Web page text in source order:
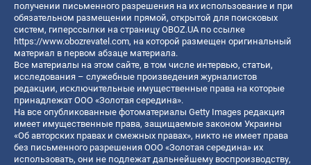
получении письменного разрешения на их использование и при
обязательном размещении прямой, открытой для поисковых
систем, гиперссылки на страницу OBOZ.UA по ссылке
https://www.obozrevatel.com, на которой размещен оригинальный
материал в первом абзаце материала.
Все материалы на этом сайте, в том числе интервью, статьи,
исследования – служебные произведения журналистов
редакции, исключительные имущественные права на которые
принадлежат ООО «Золотая середина».
На все опубликованные фотоматериалы Getty Images редакция
имеет имущественные права, защищаемые законом Украины
«Об авторских правах и смежных правах», никто не имеет права
без письменного разрешения ООО «Золотая середина» их
использовать, они не подлежат дальнейшему воспроизводству,